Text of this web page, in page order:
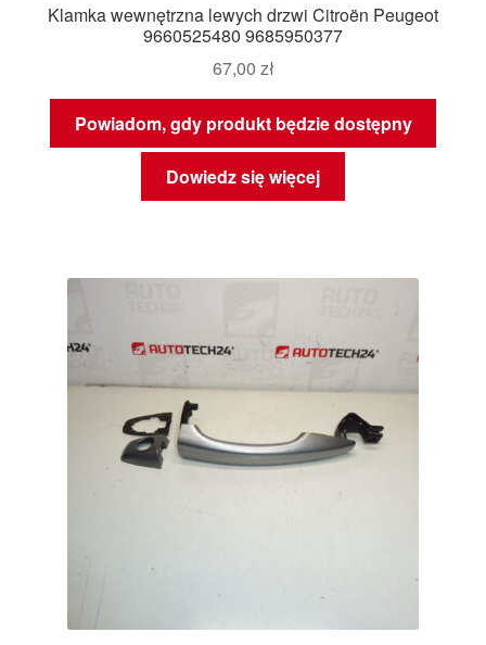
Klamka wewnętrzna lewych drzwi Citroën Peugeot
9660525480 9685950377
67,00 zł
Powiadom, gdy produkt będzie dostępny
Dowiedz się więcej